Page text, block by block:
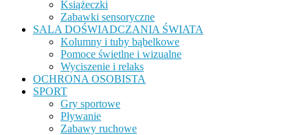
Książeczki
Zabawki sensoryczne
SALA DOŚWIADCZANIA ŚWIATA
Kolumny i tuby bąbelkowe
Pomoce świetlne i wizualne
Wyciszenie i relaks
OCHRONA OSOBISTA
SPORT
Gry sportowe
Pływanie
Zabawy ruchowe